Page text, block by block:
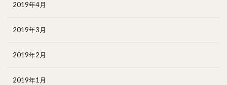
2019年4月
2019年3月
2019年2月
2019年1月